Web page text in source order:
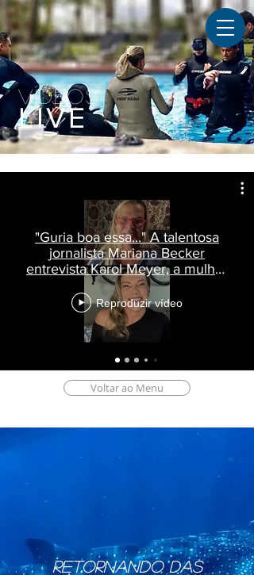
VÍDEOS
LIVE
"Guria boa essa..." A talentosa
jornalista Mariana Becker
entrevista Karol Meyer, a mulher
Peixe
Reproduzir vídeo
Voltar ao Menu
Retornando das